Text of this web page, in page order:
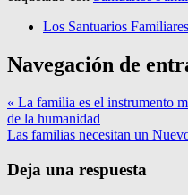
Los Santuarios
Navegación de
« La familia es el instrumento
de la humanidad
Las familias necesitan un
Deja una respuesta